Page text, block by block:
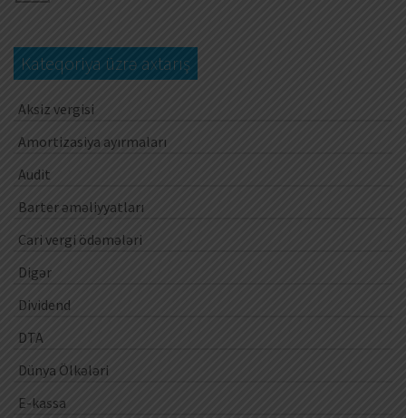
Kateqoriya üzrə axtarış
Aksiz vergisi
Amortizasiya ayırmaları
Audit
Barter əməliyyatları
Cari vergi ödəmələri
Digər
Dividend
DTA
Dünya Ölkələri
E-kassa